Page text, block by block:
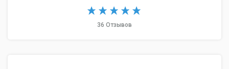
36 Отзывов